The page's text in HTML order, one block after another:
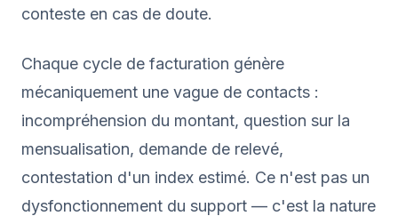
conteste en cas de doute.
Chaque cycle de facturation génère
mécaniquement une vague de contacts :
incompréhension du montant, question sur la
mensualisation, demande de relevé,
contestation d'un index estimé. Ce n'est pas un
dysfonctionnement du support — c'est la nature